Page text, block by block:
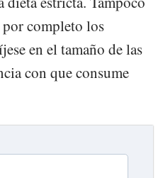
por completo los
en el tamaño de las
con que consume